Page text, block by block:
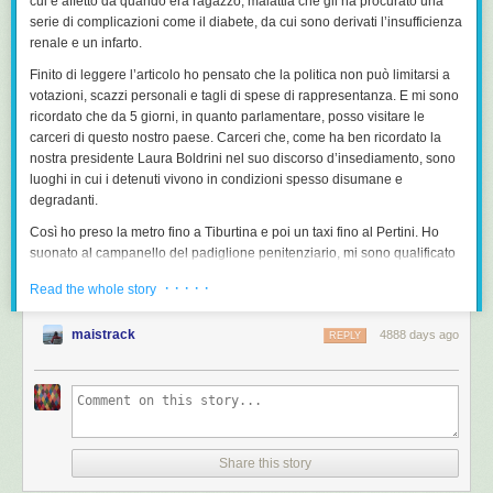
serie di complicazioni come il diabete, da cui sono derivati l’insufficienza
renale e un infarto.
Finito di leggere l’articolo ho pensato che la politica non può limitarsi a
votazioni, scazzi personali e tagli di spese di rappresentanza. E mi sono
ricordato che da 5 giorni, in quanto parlamentare, posso visitare le
carceri di questo nostro paese. Carceri che, come ha ben ricordato la
nostra presidente Laura Boldrini nel suo discorso d’insediamento, sono
luoghi in cui i detenuti vivono in condizioni spesso disumane e
degradanti.
Così ho preso la metro fino a Tiburtina e poi un taxi fino al Pertini. Ho
suonato al campanello del padiglione penitenziario, mi sono qualificato
cortese che mi ha chiesto il tesserino di parlamentare – che non apre
evidentemente solo le porte delle tribune VIP degli stadi, come pare di
capire dai giornali in questi giorni -, mi ha fatto lasciare le mie cose in un
E’ un ospedale. Un ospedale con i cancelli alle porte delle stanze, ma
pur sempre un ospedale. Ci sono 15 pazienti detenuti, uomini e donne.
avviene negli altri reparti, ma sulla base della loro condizione personale
di detenuti. Sono poi gli specialisti a ruotare a seconda delle patologie
Read the whole story · · · · ·
maistrack 4888 days ago
REPLY
Share this story